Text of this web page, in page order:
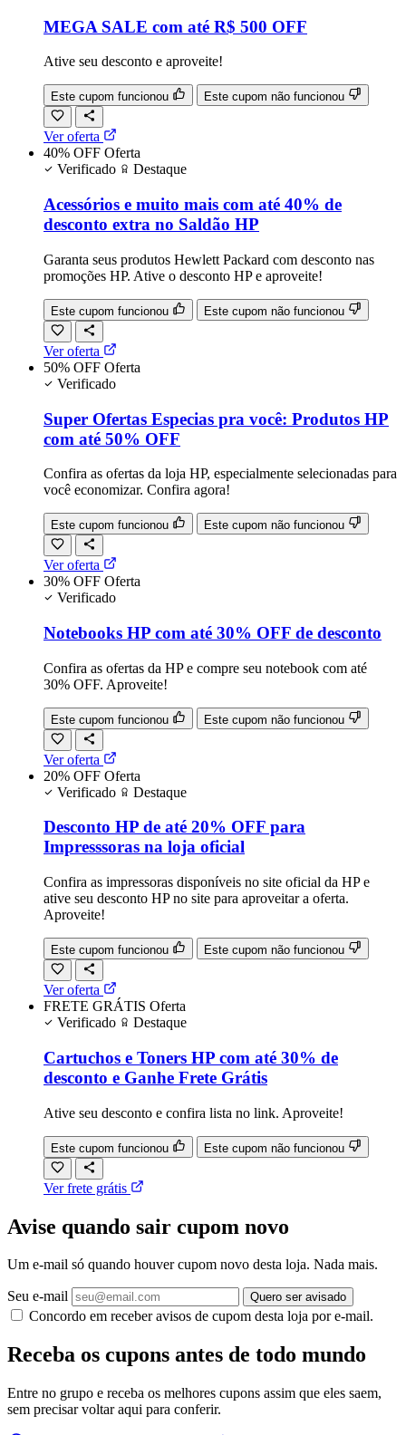
MEGA SALE com até R$ 500 OFF
Ative seu desconto e aproveite!
Este cupom funcionou Este cupom não funcionou
Ver oferta
40% OFF Oferta
Verificado
Destaque
Acessórios e muito mais com até 40% de
desconto extra no Saldão HP
Garanta seus produtos Hewlett Packard com desconto nas
promoções HP. Ative o desconto HP e aproveite!
Este cupom funcionou Este cupom não funcionou
Ver oferta
50% OFF Oferta
Verificado
Super Ofertas Especias pra você: Produtos HP
com até 50% OFF
Confira as ofertas da loja HP, especialmente selecionadas para
você economizar. Confira agora!
Este cupom funcionou Este cupom não funcionou
Ver oferta
30% OFF Oferta
Verificado
Notebooks HP com até 30% OFF de desconto
Confira as ofertas da HP e compre seu notebook com até
30% OFF. Aproveite!
Este cupom funcionou Este cupom não funcionou
Ver oferta
20% OFF Oferta
Verificado
Destaque
Desconto HP de até 20% OFF para
Impresssoras na loja oficial
Confira as impressoras disponíveis no site oficial da HP e
ative seu desconto HP no site para aproveitar a oferta.
Aproveite!
Este cupom funcionou Este cupom não funcionou
Ver oferta
FRETE GRÁTIS Oferta
Verificado
Destaque
Cartuchos e Toners HP com até 30% de
desconto e Ganhe Frete Grátis
Ative seu desconto e confira lista no link. Aproveite!
Este cupom funcionou Este cupom não funcionou
Ver frete grátis
Avise quando sair cupom novo
Um e-mail só quando houver cupom novo desta loja. Nada mais.
Seu e-mail Quero ser avisado
Concordo em receber avisos de cupom desta loja por e-mail.
Receba os cupons antes de todo mundo
Entre no grupo e receba os melhores cupons assim que eles saem,
sem precisar voltar aqui para conferir.